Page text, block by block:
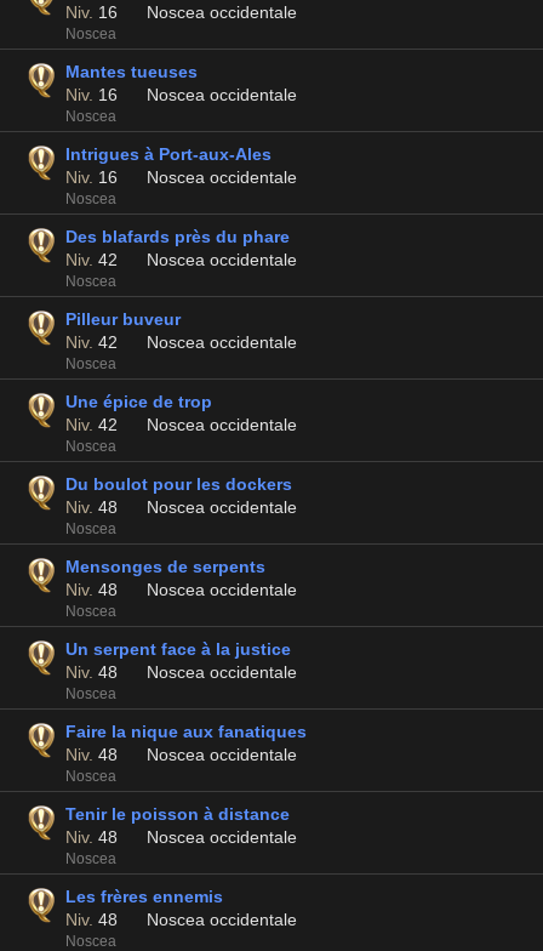
Niv. 16 Noscea occidentale
Noscea
Mantes tueuses
Niv. 16 Noscea occidentale
Noscea
Intrigues à Port-aux-Ales
Niv. 16 Noscea occidentale
Noscea
Des blafards près du phare
Niv. 42 Noscea occidentale
Noscea
Pilleur buveur
Niv. 42 Noscea occidentale
Noscea
Une épice de trop
Niv. 42 Noscea occidentale
Noscea
Du boulot pour les dockers
Niv. 48 Noscea occidentale
Noscea
Mensonges de serpents
Niv. 48 Noscea occidentale
Noscea
Un serpent face à la justice
Niv. 48 Noscea occidentale
Noscea
Faire la nique aux fanatiques
Niv. 48 Noscea occidentale
Noscea
Tenir le poisson à distance
Niv. 48 Noscea occidentale
Noscea
Les frères ennemis
Niv. 48 Noscea occidentale
Noscea